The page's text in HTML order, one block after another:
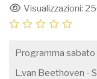
Visualizzazioni:
Programma
L.van Beethoven -